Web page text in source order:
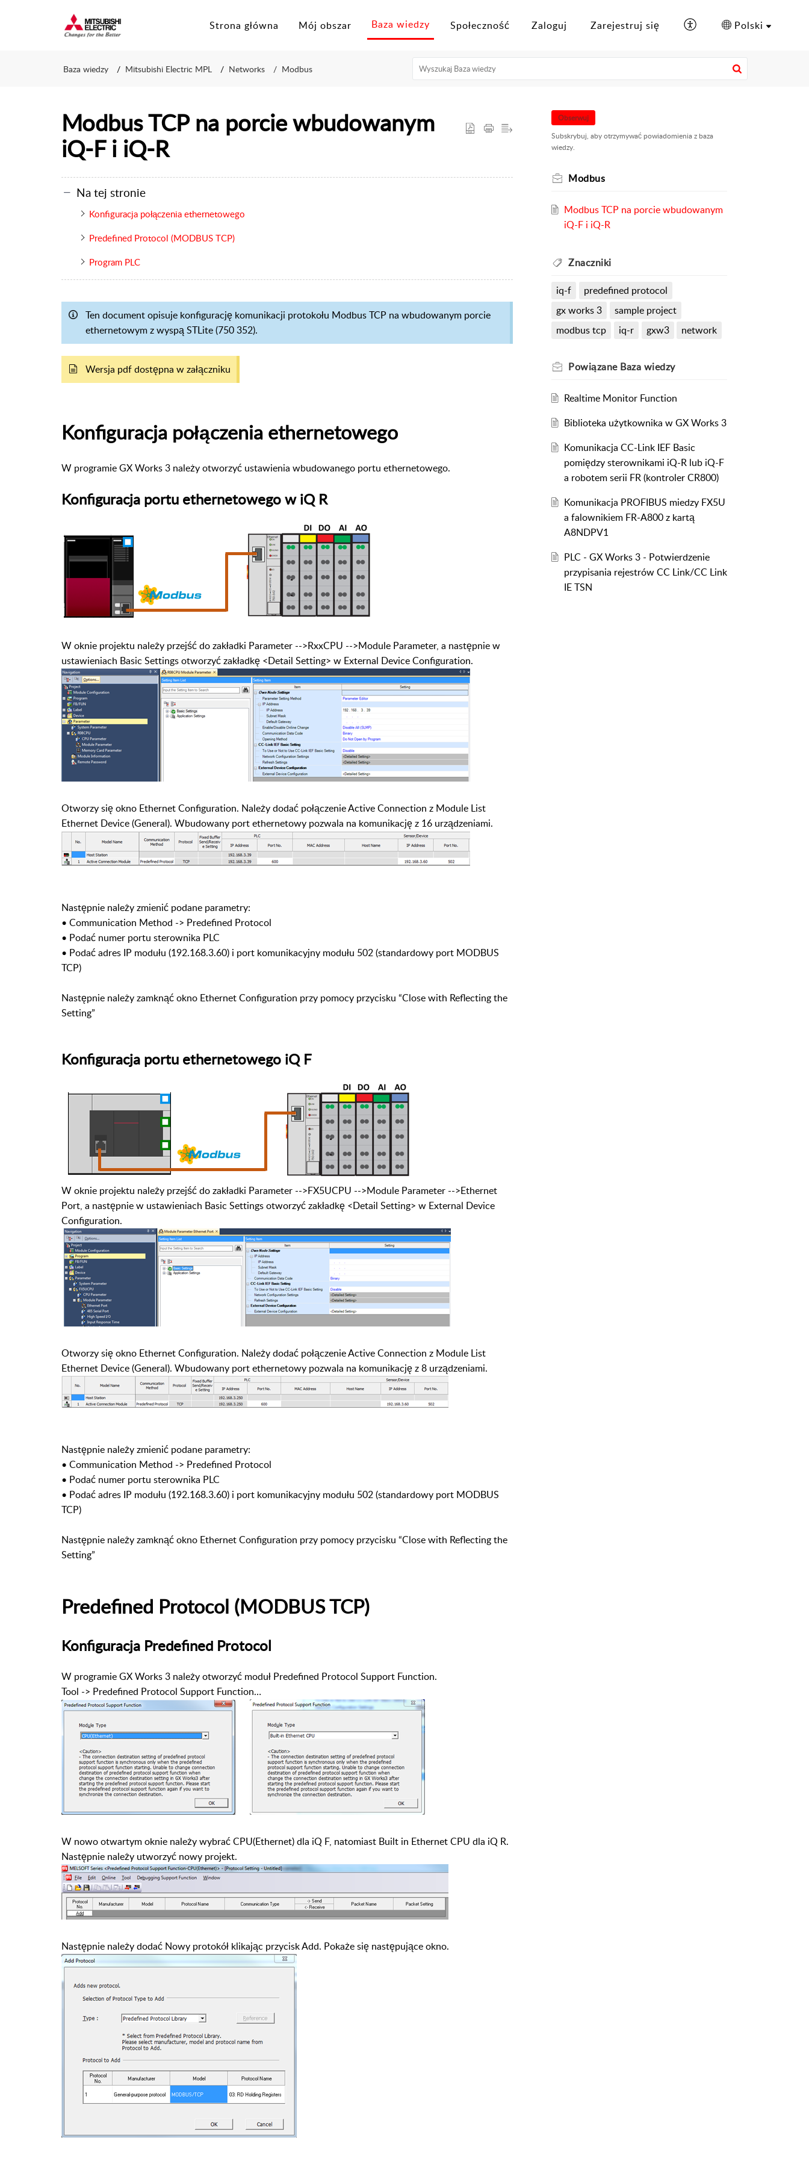
Strona główna Mój obszar Baza wiedzy Społeczność Zaloguj Zarejestruj się Polski
Baza wiedzy Mitsubishi Electric MPL Networks Modbus
Modbus TCP na porcie wbudowanym
iQ-F i iQ-R
Na tej stronie
Konfiguracja połączenia ethernetowego
Predefined Protocol (MODBUS TCP)
Program PLC
Ten document opisuje konfigurację komunikacji protokołu Modbus TCP na wbudowanym porcie
ethernetowym z wyspą STLite (750 352).
Wersja pdf dostępna w załączniku
Konfiguracja połączenia ethernetowego
W programieGX Works 3 należy otworzyć ustawienia wbudowanego portu ethernetowego.
Konfiguracja portu ethernetowego w iQ R
W oknie projektu należy przejść do zakładki Parameter -->RxxCPU -->Module Parameter, a następnie w
ustawieniach Basic Settings otworzyć zakładkę <Detail Setting> w External Device Configuration.
Otworzy się okno Ethernet Configuration. Należy dodać połączenie Active Connection z Module List
Ethernet Device (General). Wbudowany port ethernetowy pozwala na komunikację z 16 urządzeniami.
Następnie należy zmienić podane parametry:
• Communication Method -> Predefined Protocol
• Podać numer portu sterownika PLC
• Podać adres IP modułu (192.168.3.60) i port komunikacyjny modułu 502(standardowy port MODBUS
TCP)
Następnie należy zamknąć okno Ethernet Configuration przy pomocy przycisku “Closewith Reflecting the
Setting”
Konfiguracja portu ethernetowego iQ F
W oknie projektu należy przejść do zakładki Parameter -->FX5UCPU -->Module Parameter -->Ethernet
Port, a następnie w ustawieniach Basic Settings otworzyć zakładkę <Detail Setting> w External Device
Configuration.
Otworzy się okno Ethernet Configuration. Należy dodać połączenie Active Connection z Module List
Ethernet Device (General). Wbudowany port ethernetowy pozwala na komunikację z 8 urządzeniami.
Następnie należy zmienić podane parametry:
• Communication Method -> Predefined Protocol
• Podać numer portu sterownika PLC
• Podać adres IP modułu (192.168.3.60) i port komunikacyjny modułu 502(standardowy port MODBUS
TCP)
Następnie należy zamknąć okno Ethernet Configuration przy pomocy przycisku “Closewith Reflecting the
Setting”
Predefined Protocol (MODBUS TCP)
Konfiguracja Predefined Protocol
W programie GX Works 3 należy otworzyć moduł Predefined Protocol Support Function.
Tool -> Predefined Protocol Support Function…
W nowo otwartym oknie należy wybrać CPU(Ethernet) dla iQ F, natomiast Built in Ethernet CPU dla iQ R.
Następnie należy utworzyć nowy projekt.
Następnie należy dodać Nowy protokół klikając przycisk Add. Pokaże się następująceokno.
Obserwuj
Subskrybuj, aby otrzymywać powiadomienia z baza
wiedzy.
Modbus
Modbus TCP na porcie wbudowanym
iQ-F i iQ-R
Znaczniki
iq-f
predefined protocol
gx works 3
sample project
modbus tcp
iq-r gxw3 network
Powiązane Baza wiedzy
Realtime Monitor Function
Biblioteka użytkownika w GX Works 3
Komunikacja CC-Link IEF Basic
pomiędzy sterownikami iQ-R lub iQ-F
a robotem serii FR (kontroler CR800)
Komunikacja PROFIBUS miedzy FX5U
a falownikiem FR-A800 z kartą
A8NDPV1
PLC - GX Works 3 - Potwierdzenie
przypisania rejestrów CC Link/CC Link
IE TSN